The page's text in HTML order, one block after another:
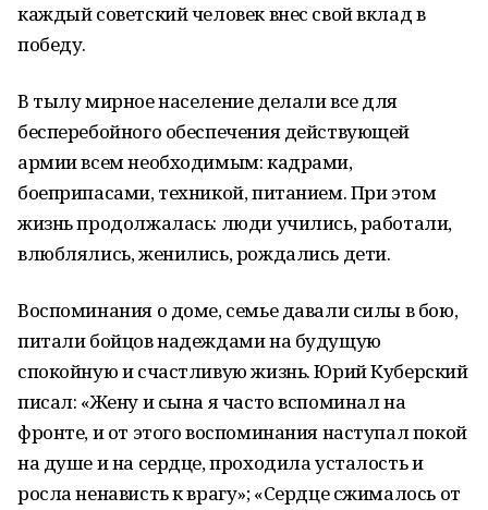
каждый советский человек внес свой вклад в
победу.
В тылу мирное население делали все для
бесперебойного обеспечения действующей
армии всем необходимым: кадрами,
боеприпасами, техникой, питанием. При этом
жизнь продолжалась: люди учились, работали,
влюблялись, женились, рождались дети.
Воспоминания о доме, семье давали силы в бою,
питали бойцов надеждами на будущую
спокойную и счастливую жизнь. Юрий Куберский
писал: «Жену и сына я часто вспоминал на
фронте, и от этого воспоминания наступал покой
на душе и на сердце, проходила усталость и
росла ненависть к врагу»; «Сердце сжималось от